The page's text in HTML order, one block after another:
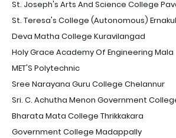
St. Joseph's Arts And Science College
St. Teresa's College (Autonomous)
Deva Matha College Kuravilangad
Holy Grace Academy Of Engineering Mala
MET'S Polytechnic
Sree Narayana Guru College Chelannur
Sri. C. Achutha Menon Government
Bharata Mata College Thrikkakara
Government College Madappally